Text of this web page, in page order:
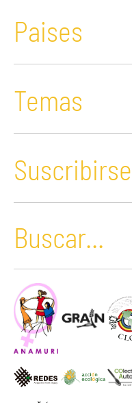
Paises
Temas
Suscribirse